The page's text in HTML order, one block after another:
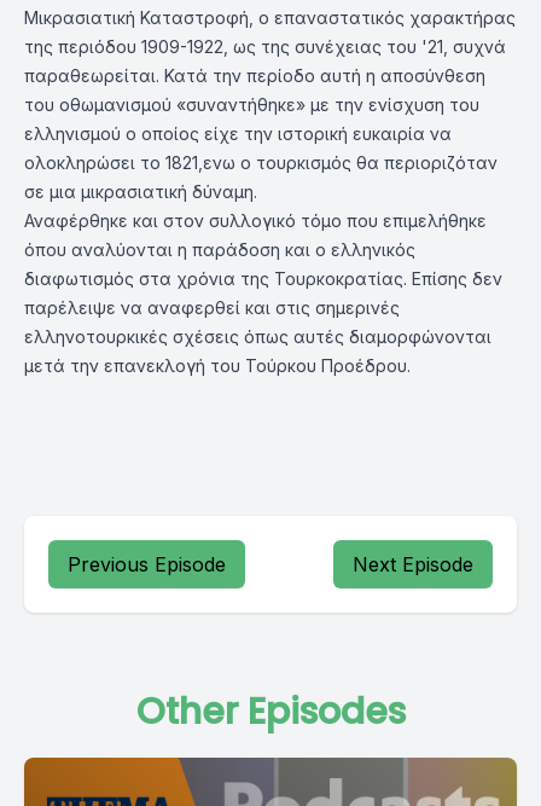
Μικρασιατική Καταστροφή, ο επαναστατικός χαρακτήρας
της περιόδου 1909-1922, ως της συνέχειας του '21, συχνά
παραθεωρείται. Κατά την περίοδο αυτή η αποσύνθεση
του οθωμανισμού «συναντήθηκε» με την ενίσχυση του
ελληνισμού ο οποίος είχε την ιστορική ευκαιρία να
ολοκληρώσει το 1821,ενω ο τουρκισμός θα περιοριζόταν
σε μια μικρασιατική δύναμη.
Αναφέρθηκε και στον συλλογικό τόμο που επιμελήθηκε
όπου αναλύονται η παράδοση και ο ελληνικός
διαφωτισμός στα χρόνια της Τουρκοκρατίας. Επίσης δεν
παρέλειψε να αναφερθεί και στις σημερινές
ελληνοτουρκικές σχέσεις όπως αυτές διαμορφώνονται
μετά την επανεκλογή του Τούρκου Προέδρου.
Previous Episode Next Episode
Other Episodes